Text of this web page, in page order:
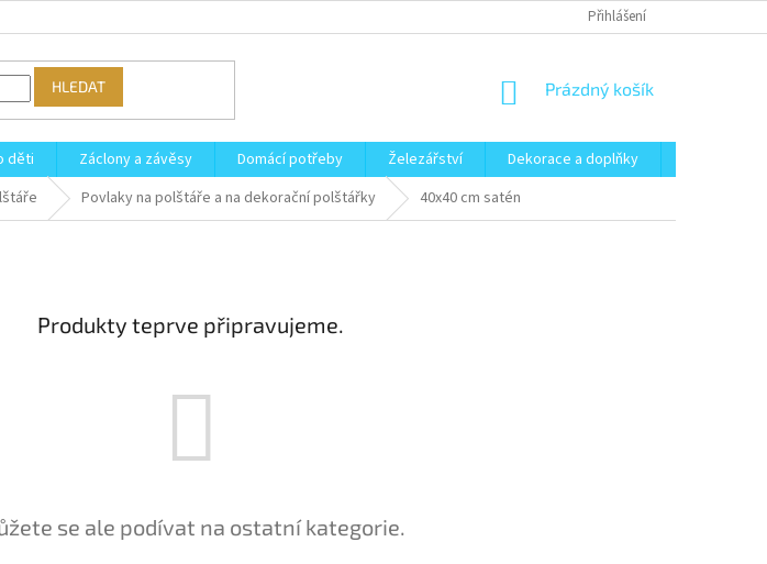
Přihlášení
HLEDAT
NÁKUPNÍ
Prázdný košík
děti Záclony a závěsy Domácí potřeby Železářství Dekorace a doplňky
Povlaky na polštáře a na dekorační polštářky 40x40 cm satén
Produkty teprve připravujeme.
se ale podívat na ostatní kategorie.